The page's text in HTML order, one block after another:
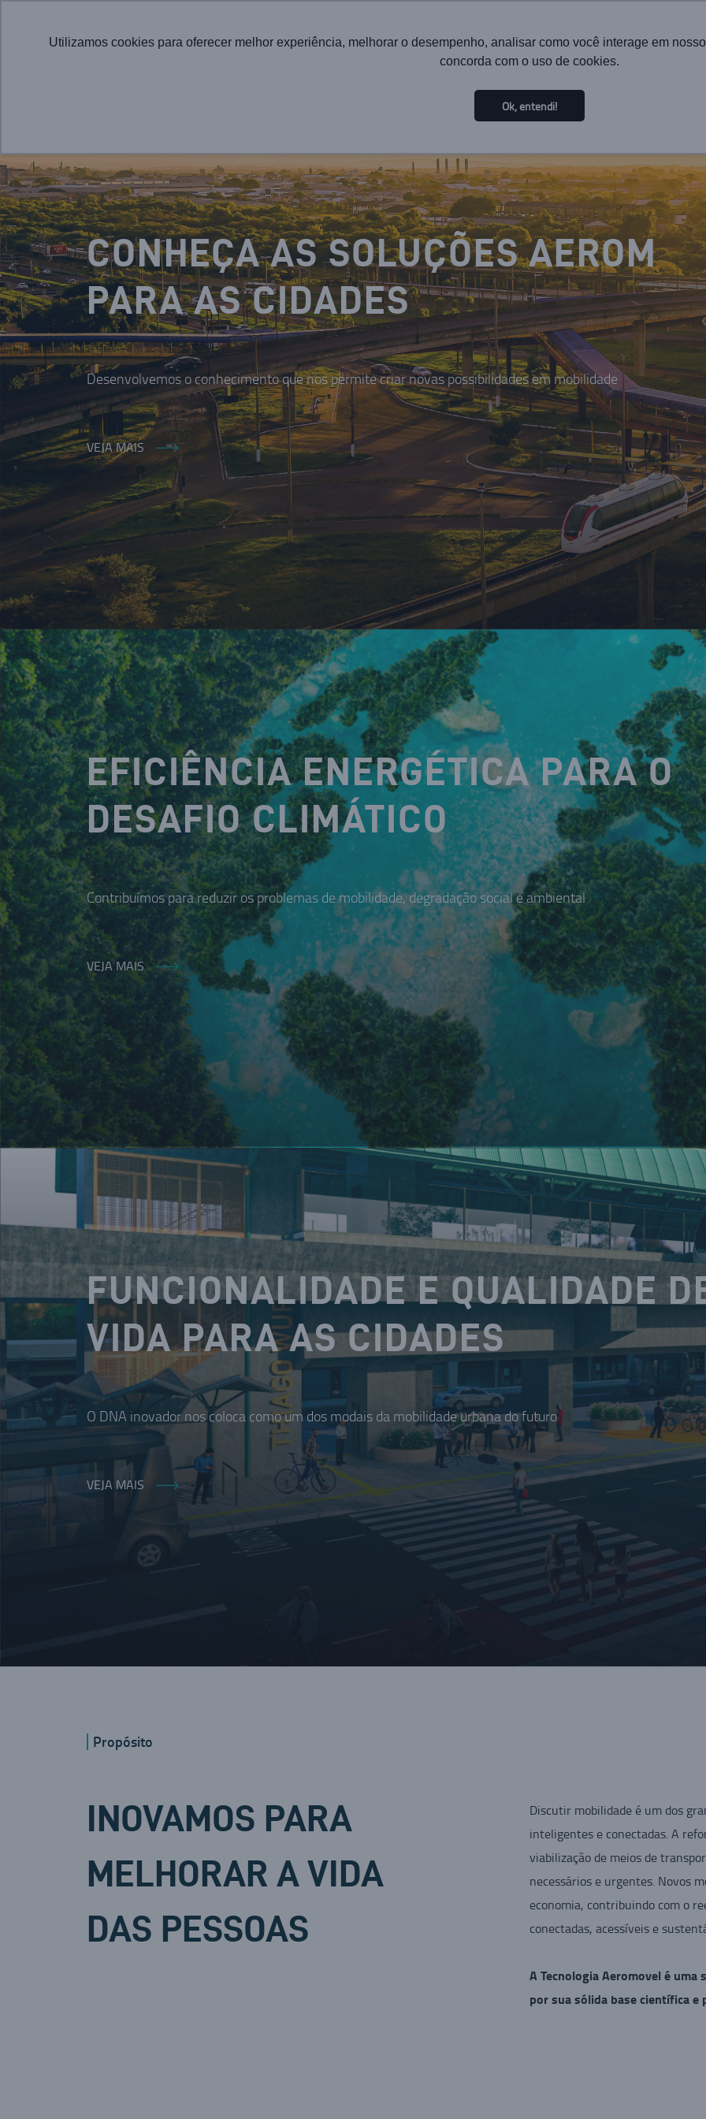
Utilizamos cookies para oferecer melhor experiência, melhorar o desempenho, analisar como você interage em
concorda com o uso de cookies.
Ok, entendi!
INSTITUCIONAL TECNOLOGIA
CONHEÇA AS SOLUÇÕES AEROM
PARA AS CIDADES
Desenvolvemos o conhecimento que nos permite criar novas possibilidades em mobilidade
VEJA MAIS
EFICIÊNCIA ENERGÉTICA PARA O
DESAFIO CLIMÁTICO
Contribuímos para reduzir os problemas de mobilidade, degradação social e ambiental
VEJA MAIS
FUNCIONALIDADE E QUALIDADE
VIDA PARA AS CIDADES
O DNA inovador nos coloca como um dos modais da mobilidade urbana do futuro
VEJA MAIS
Propósito
INOVAMOS PARA
MELHORAR A VIDA
DAS PESSOAS
Discutir mobilidade é um dos
inteligentes e conectadas. A
viabilização de meios de
necessários e urgentes. Novos
economia, contribuindo com o
conectadas, acessíveis e
A Tecnologia Aeromovel é
por sua sólida base científica